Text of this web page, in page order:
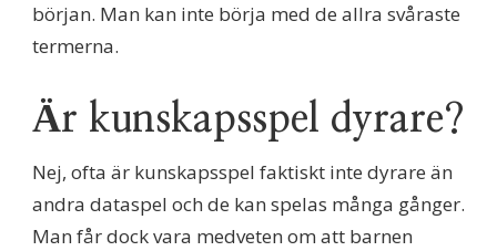
början. Man kan inte börja med de allra svåraste
termerna.
Är kunskapsspel dyrare?
Nej, ofta är kunskapsspel faktiskt inte dyrare än
andra dataspel och de kan spelas många gånger.
Man får dock vara medveten om att barnen